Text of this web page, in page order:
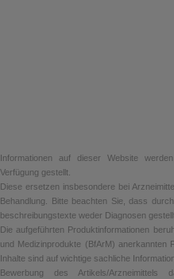
Informationen auf dieser Website
Verfügung gestellt.
Diese ersetzen insbesondere bei
Behandlung. Bitte beachten Sie, dass
beschreibungstexte weder Diagnosen
Die aufgeführten Produktinformationen
und Medizinprodukte (BfArM) anerkannten
Inhalte sind auf wichtige sachliche
Bewerbung des Artikels/